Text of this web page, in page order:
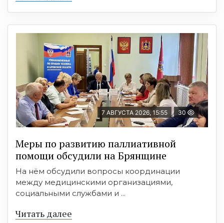
7 АВГУСТА 2026, 15:55 30
Меры по развитию паллиативной
помощи обсудили на Брянщине
На нём обсудили вопросы координации
между медицинскими организациями,
социальными службами и ...
Читать далее